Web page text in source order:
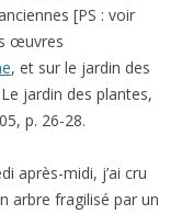
[PS : voir
œuvres
, et sur le jardin des
jardin des plantes,
p. 26-28.
après-midi, j’ai cru
arbre fragilisé par un